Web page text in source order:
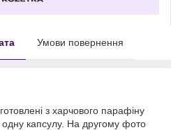
Умови повернення
з харчового парафіну
одну капсулу. На другому фото